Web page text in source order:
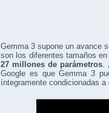
Gemma 3 supone un avance
son los diferentes tamaños
27 millones de parámetros.
Google es que Gemma 3
íntegramente condicionadas